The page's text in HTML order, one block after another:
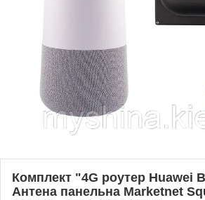
Комплект "4G роутер Huawei
Антена панельна Marketnet